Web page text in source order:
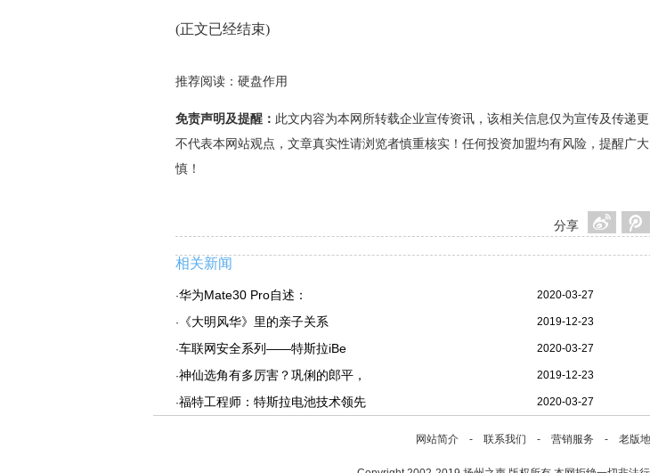
(正文已经结束)
推荐阅读： 硬盘作用
免责声明及提醒： 此文内容为本网所转载企业宣传资讯，该相关信息仅为宣传及传递更
不代表本网站观点，文章真实性请浏览者慎重核实！任何投资加盟均有风险，提醒广
慎！
分享
相关新闻
2020-03-27
·华为Mate30 Pro自述：
2019-12-23
· 《大明风华》里的亲子关系
2020-03-27
·车联网安全系列——特斯拉iBe
2019-12-23
·神仙选角有多厉害？巩俐的郎平，
2020-03-27
·福特工程师：特斯拉电池技术领先
网站简介 - 联系我们 - 营销服务 - 老版